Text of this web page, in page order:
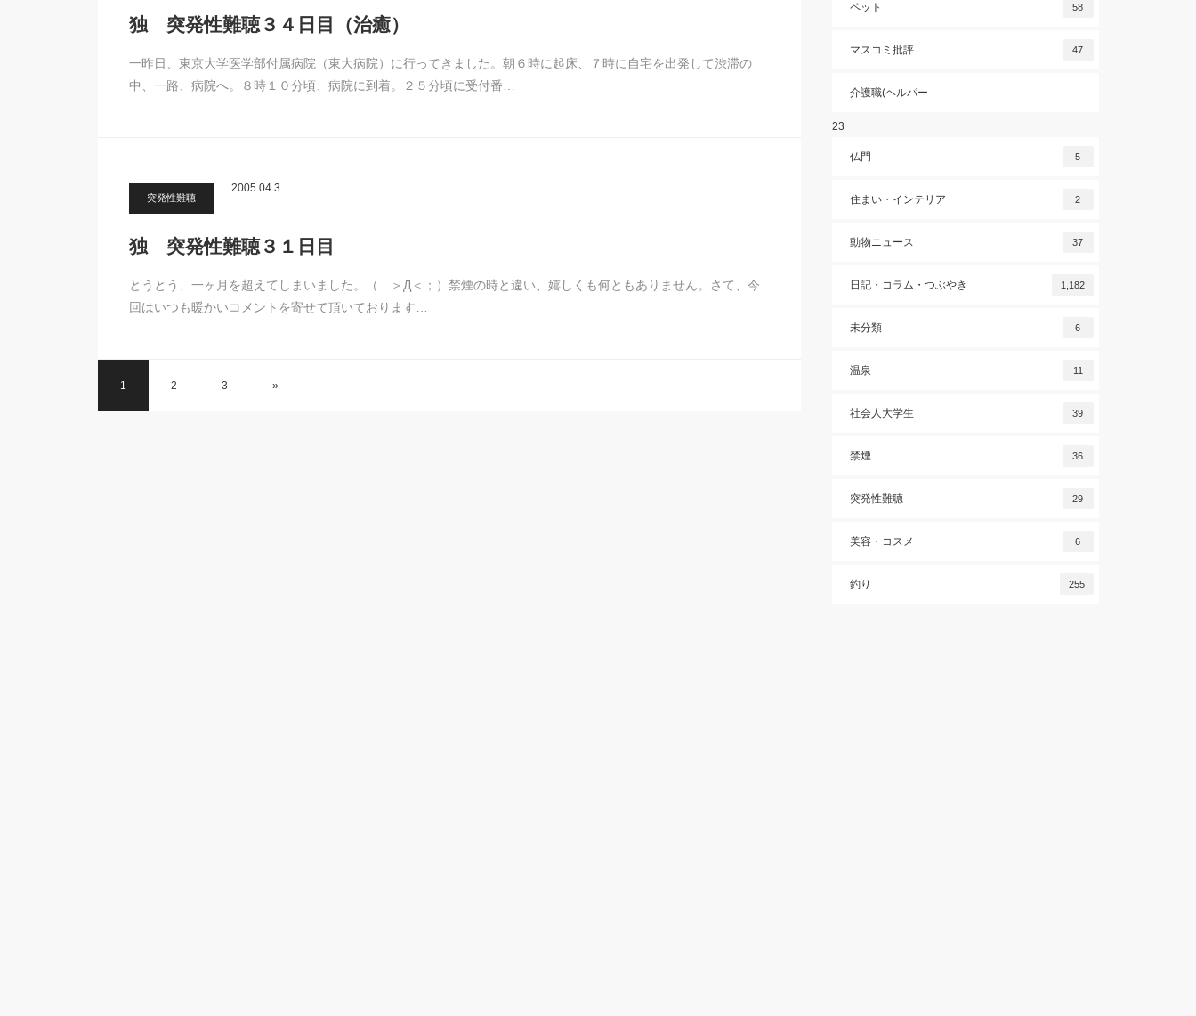
独 突発性難聴３４日目（治癒）
一昨日、東京大学医学部付属病院（東大病院）に行ってきました。朝６時に起床、７時に自宅を出発して渋滞の
中、一路、病院へ。８時１０分頃、病院に到着。２５分頃に受付番…
突発性難聴
2005.04.3
独 突発性難聴３１日目
とうとう、一ヶ月を超えてしまいました。（ ＞Д＜；）禁煙の時と違い、嬉しくも何ともありません。さて、今
回はいつも暖かいコメントを寄せて頂いております…
1 2 3 »
ペット 58
マスコミ批評 47
介護職(ヘルパー
23
仏門 5
住まい・インテリア 2
動物ニュース 37
日記・コラム・つぶやき 1,182
未分類 6
温泉 11
社会人大学生 39
禁煙 36
突発性難聴 29
美容・コスメ 6
釣り 255